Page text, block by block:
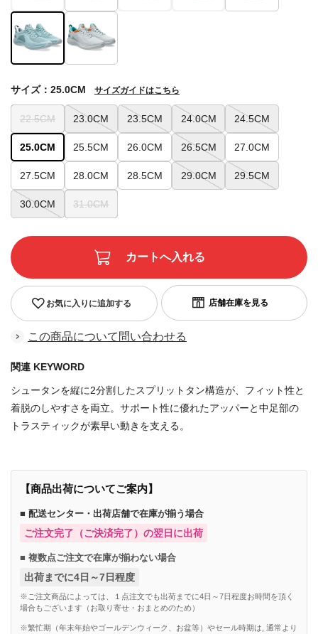
22.5CM 23.0CM 23.5CM 24.0CM 24.5CM
25.0CM 25.5CM 26.0CM 26.5CM 27.0CM
27.5CM 28.0CM 28.5CM 29.0CM 29.5CM
30.0CM 31.0CM
サイズ：25.0CM サイズガイドはこちら
お気に入りに追加する
この商品について問い合わせる
関連 KEYWORD
シュータンを縦に2分割したスプリットタン構造が、フィット性と
着脱のしやすさを両立。サポート性に優れたアッパーと中足部の
トラスティックが素早い動きを支える。
【商品出荷についてご案内】
■ 配送センター・出荷店舗で在庫が揃う場合
ご注文完了（ご決済完了）の翌日に出荷
■ 複数点ご注文で在庫が揃わない場合
出荷までに4日～7日程度
※ご注文商品によっては、１点注文でも出荷までに4日～7日程度お時間を頂く
場合もございます（お取り寄せ・おまとめのため）
※繁忙期（年末年始やゴールデンウィーク、お盆等）やセール時期は, 通常より